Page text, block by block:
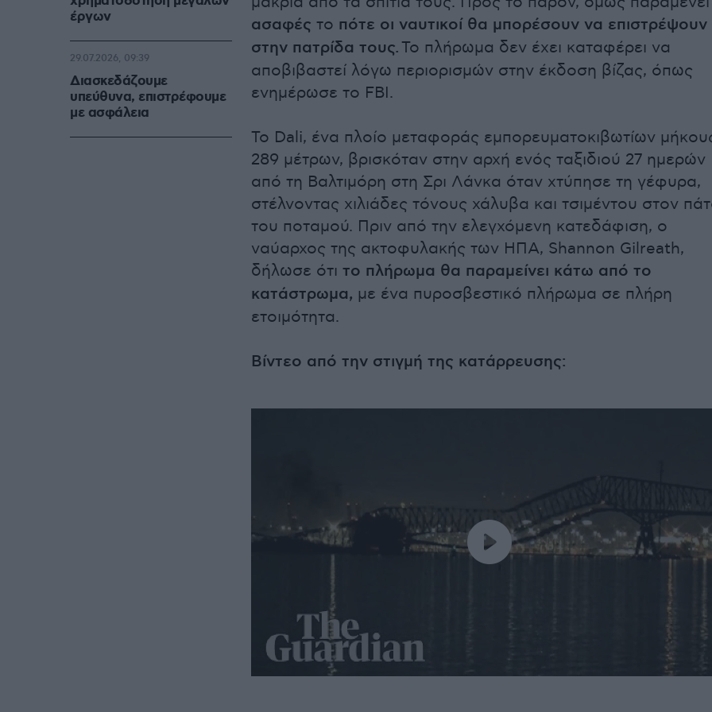
ασαφές το πότε οι ναυτικοί θα μπορέσουν να επιστρέψουν
στην πατρίδα τους. Το πλήρωμα δεν έχει καταφέρει να
αποβιβαστεί λόγω περιορισμών στην έκδοση βίζας, όπως
ενημέρωσε το FBI.
Το Dali, ένα πλοίο μεταφοράς εμπορευματοκιβωτίων
289 μέτρων, βρισκόταν στην αρχή ενός ταξιδιού 27 ημερών
από τη Βαλτιμόρη στη Σρι Λάνκα όταν χτύπησε τη γέφυρα,
στέλνοντας χιλιάδες τόνους χάλυβα και τσιμέντου στον
του ποταμού. Πριν από την ελεγχόμενη κατεδάφιση, ο
ναύαρχος της ακτοφυλακής των ΗΠΑ, Shannon Gilreath,
δήλωσε ότι το πλήρωμα θα παραμείνει κάτω από το
κατάστρωμα, με ένα πυροσβεστικό πλήρωμα σε πλήρη
ετοιμότητα.
Βίντεο από την στιγμή της κατάρρευσης:
έργων
Διασκεδάζουμε
υπεύθυνα, επιστρέφουμε
με ασφάλεια
29.07.2026, 09:39